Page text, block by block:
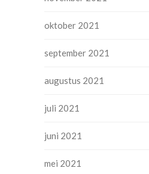
oktober 2021
september 2021
augustus 2021
juli 2021
juni 2021
mei 2021